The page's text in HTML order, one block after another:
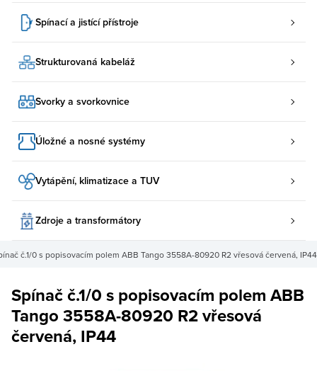
Spínací a jistící přístroje
Strukturovaná kabeláž
Svorky a svorkovnice
Úložné a nosné systémy
Vytápění, klimatizace a TUV
Zdroje a transformátory
č.1/0 s popisovacím polem ABB Tango 3558A-80920 R2 vřesová červená, IP44
Spínač č.1/0 s popisovacím polem ABB
Tango 3558A-80920 R2 vřesová
červená, IP44